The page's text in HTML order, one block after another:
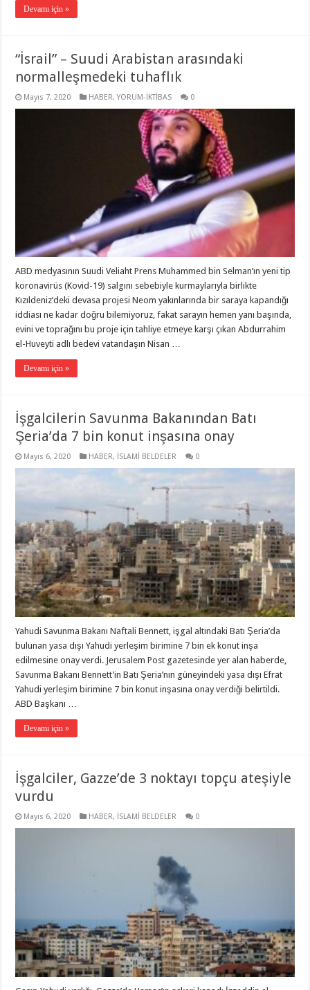
Devamı için »
“İsrail” – Suudi Arabistan arasındaki
normalleşmedeki tuhaflık
Mayıs 7, 2020 HABER,YORUM-İKTİBAS 0
ABD medyasının Suudi Veliaht Prens Muhammed bin Selman’ın yeni tip
koronavirüs (Kovid-19) salgını sebebiyle kurmaylarıyla birlikte
Kızıldeniz’deki devasa projesi Neom yakınlarında bir saraya kapandığı
iddiası ne kadar doğru bilemiyoruz, fakat sarayın hemen yanı başında,
evini ve toprağını bu proje için tahliye etmeye karşı çıkan Abdurrahim
el-Huveyti adlı bedevi vatandaşın Nisan …
Devamı için »
İşgalcilerin Savunma Bakanından Batı
Şeria’da 7 bin konut inşasına onay
Mayıs 6, 2020 HABER, İSLAMİ BELDELER 0
Yahudi Savunma Bakanı Naftali Bennett, işgal altındaki Batı Şeria’da
bulunan yasa dışı Yahudi yerleşim birimine 7 bin ek konut inşa
edilmesine onay verdi. Jerusalem Post gazetesinde yer alan haberde,
Savunma Bakanı Bennett’in Batı Şeria’nın güneyindeki yasa dışı Efrat
Yahudi yerleşim birimine 7 bin konut inşasına onay verdiği belirtildi.
ABD Başkanı …
Devamı için »
İşgalciler, Gazze’de 3 noktayı topçu ateşiyle
vurdu
Mayıs 6, 2020 HABER, İSLAMİ BELDELER 0